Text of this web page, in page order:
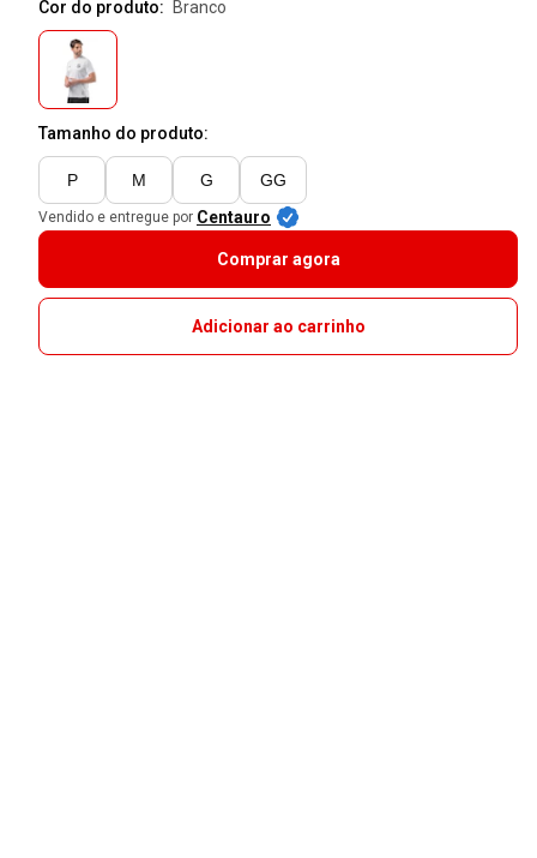
Cor do produto:
branco
Tamanho do produto:
P M G GG
Vendido e entregue por Centauro
Comprar agora
Adicionar ao carrinho